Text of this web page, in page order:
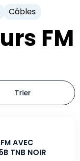
Câbles
FM
Trier
AVEC
TNB NOIR